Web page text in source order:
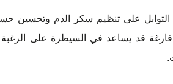
على تنظيم سكر الدم وتحسين
قد يساعد في السيطرة على